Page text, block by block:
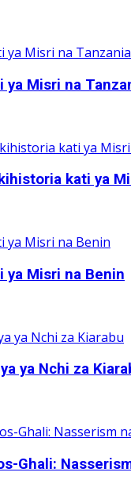
ya Misri na
kati ya
ya Misri na Benin
ya Nchi za
Ghali: